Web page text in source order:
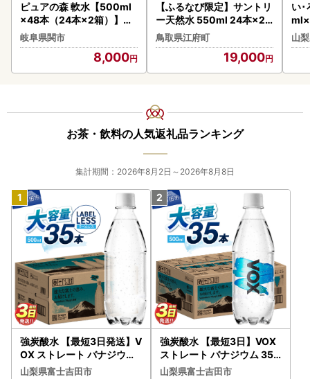
ピュアの森 軟水【500ml
×48本（24本×2箱）】ミ
ネラルウォーター
岐阜県関市
8,000
【ふるなび限定】サントリ
ー天然水 550ml 24本×2
箱 計48本 奥大山 SUNTOR
Y ペットボトル 500ミリ
＋50ml 送料無料 FN-Limi
ted 0582
鳥取県江府町
19,000
い･
ネ
山
お茶・飲料の人気返礼品ランキング
集計期間：2026年8月2日～2026年8月8日
強炭酸水 【最短3日発送】V
OX ストレート バナジウム
強炭酸水 35本 500ml ラベ
山梨県富士吉田市
強炭酸水 【最短3日】VOX
ストレート バナジウム 35
本 500ml 【富士吉田市限
山梨県富士吉田市